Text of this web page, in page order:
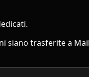
siano trasferite a